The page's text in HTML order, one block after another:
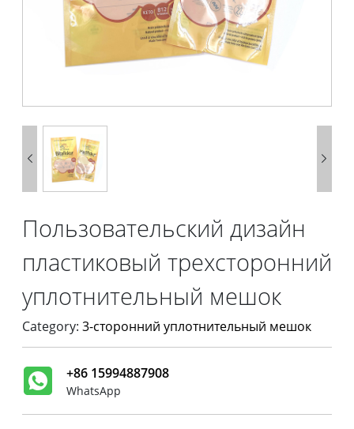
 
Пользовательский дизайн
пластиковый трехсторонний
уплотнительный мешок
Category: 3-сторонний уплотнительный мешок
+86 15994887908
WhatsApp